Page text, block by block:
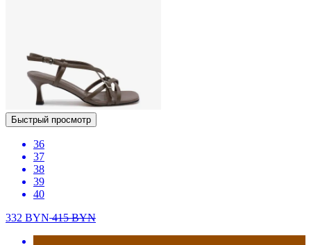
Быстрый просмотр
36
37
38
39
40
332 BYN415BYN